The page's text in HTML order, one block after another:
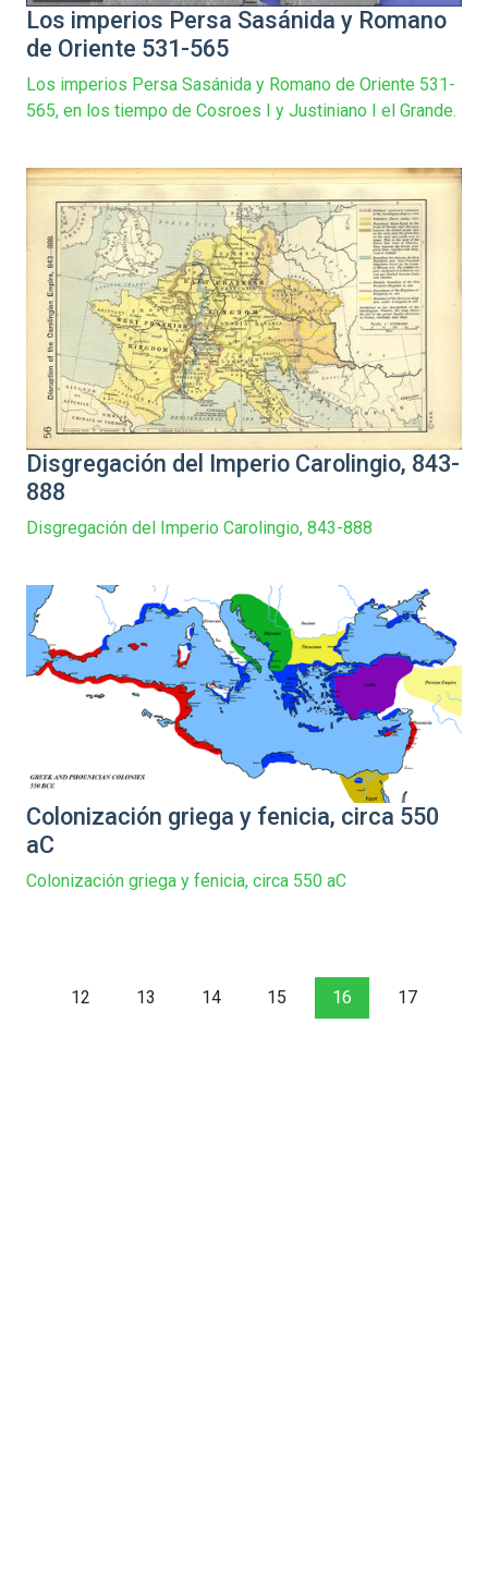
Los imperios Persa Sasánida y Romano
de Oriente 531-565
Los imperios Persa Sasánida y Romano de Oriente 531-
565, en los tiempo de Cosroes I y Justiniano I el Grande.
Disgregación del Imperio Carolingio, 843-
888
Disgregación del Imperio Carolingio, 843-888
Colonización griega y fenicia, circa 550
aC
Colonización griega y fenicia, circa 550 aC
12 13 14 15 16 17